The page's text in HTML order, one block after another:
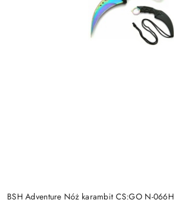
BSH Adventure Nóż karambit CS:GO N-066H